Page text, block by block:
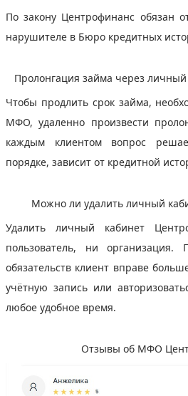
По закону Центрофинанс обязан
нарушителе в Бюро кредитных
Пролонгация займа через
Чтобы продлить срок займа,
МФО, удаленно произвести
каждым клиентом вопрос
порядке, зависит от кредитной
Можно ли удалить личный
Удалить личный кабинет
пользователь, ни организация.
обязательств клиент вправе
учётную запись или
любое удобное время.
Отзывы об МФО